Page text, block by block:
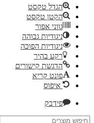
הגדל טקסט
הקטן טקסט
גווני אפור
ניגודיות גבוהה
ניגודיות הפוכה
רקע בהיר
הדגשת קישורים
פונט קריא
איפוס
פידבק